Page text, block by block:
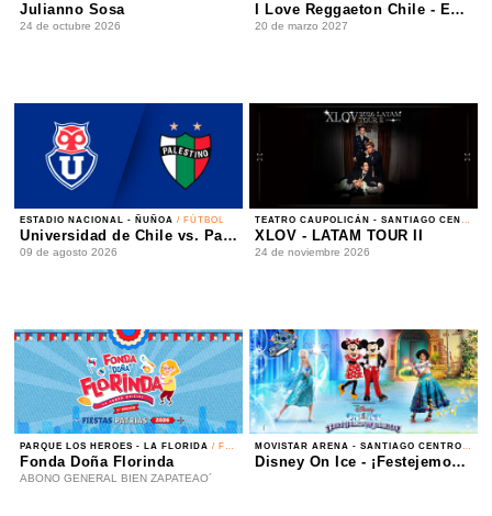
ESTADIO NACIONAL - ÑUÑOA / FÚTBOL
09 de agosto 2026
TEATRO CAUPOLICÁN - SANTIAGO CENTRO
XLOV - LATAM TOUR II
24 de noviembre 2026
PARQUE LOS HEROES - LA FLORIDA / FONDA
Fonda Doña Florinda
ABONO GENERAL BIEN ZAPATEAO´
MOVISTAR ARENA - SANTIAGO CENTRO/ PATINAJE EN HIELO
Disney On Ice - ¡Festejemos en Familia!
07 de agosto 2026 - 09 de agosto 2026